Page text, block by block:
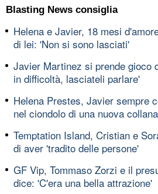
Blasting News consiglia
Helena e Javier, 18 mesi
di lei: 'Non si sono lasciati'
Javier Martinez si prende gioco
in difficoltà, lasciateli parlare'
Helena Prestes, Javier sempre
nel ciondolo di una nuova collana
Temptation Island, Cristian e
di aver 'tradito delle persone'
GF Vip, Tommaso Zorzi e il
dice: 'C'era una bella attrazione'